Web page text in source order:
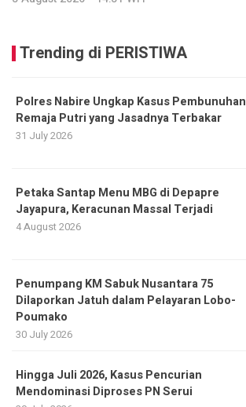
Trending di PERISTIWA
Polres Nabire Ungkap Kasus Pembunuhan
Remaja Putri yang Jasadnya Terbakar
31 July 2026
Petaka Santap Menu MBG di Depapre
Jayapura, Keracunan Massal Terjadi
4 August 2026
Penumpang KM Sabuk Nusantara 75
Dilaporkan Jatuh dalam Pelayaran Lobo-
Poumako
30 July 2026
Hingga Juli 2026, Kasus Pencurian
Mendominasi Diproses PN Serui